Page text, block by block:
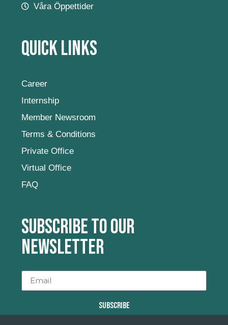
Våra Öppettider
Quick Links
Career
Internship
Member Newsroom
Terms & Conditions
Private Office
Virtual Office
FAQ
Subscribe to our
newsletter
SUBSCRIBE